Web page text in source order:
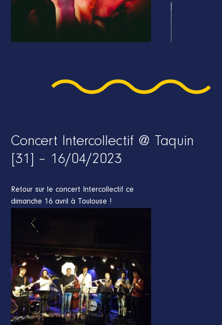
Concert Intercollectif @ Taquin
[31] – 16/04/2023
Retour sur le concert Intercollectif ce
dimanche 16 avril à Toulouse !